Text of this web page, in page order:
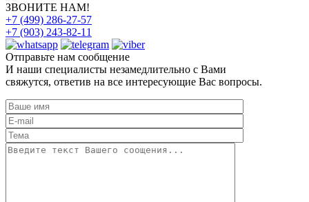
ЗВОНИТЕ НАМ!
+7 (499) 286-27-57
+7 (903) 243-82-11
Отправьте нам сообщение
И наши специалисты незамедлительно с Вами
свяжутся, ответив на все интересующие Вас вопросы.